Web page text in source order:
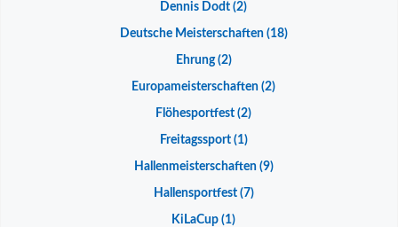
Dennis Dodt (2)
Deutsche Meisterschaften(18)
Ehrung(2)
Europameisterschaften (2)
Flöhesportfest (2)
Freitagssport(1)
Hallenmeisterschaften(9)
Hallensportfest(7)
KiLaCup (1)